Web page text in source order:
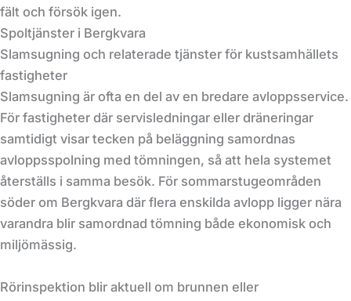
fält och försök igen.
Spoltjänster i Bergkvara
Slamsugning och relaterade tjänster för kustsamhällets
fastigheter
Slamsugning är ofta en del av en bredare avloppsservice.
För fastigheter där servisledningar eller dräneringar
samtidigt visar tecken på beläggning samordnas
avloppsspolning med tömningen, så att hela systemet
återställs i samma besök. För sommarstugeområden
söder om Bergkvara där flera enskilda avlopp ligger nära
varandra blir samordnad tömning både ekonomisk och
miljömässig.
Rörinspektion blir aktuell om brunnen eller